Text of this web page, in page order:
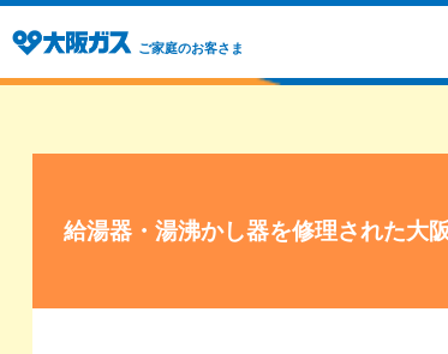
ご家庭のお客さま
給湯器・湯沸かし器を修理された大